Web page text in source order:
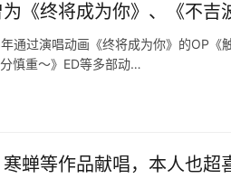
《终将成为你》、《不吉
通过演唱动画《终将成为你》的OP《
慎重～》ED等多部动…
蝉等作品献唱，本人也超